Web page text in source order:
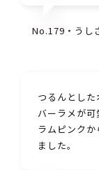
No.179・うし
つるんとし
バーラメが
ラムピンク
ました。